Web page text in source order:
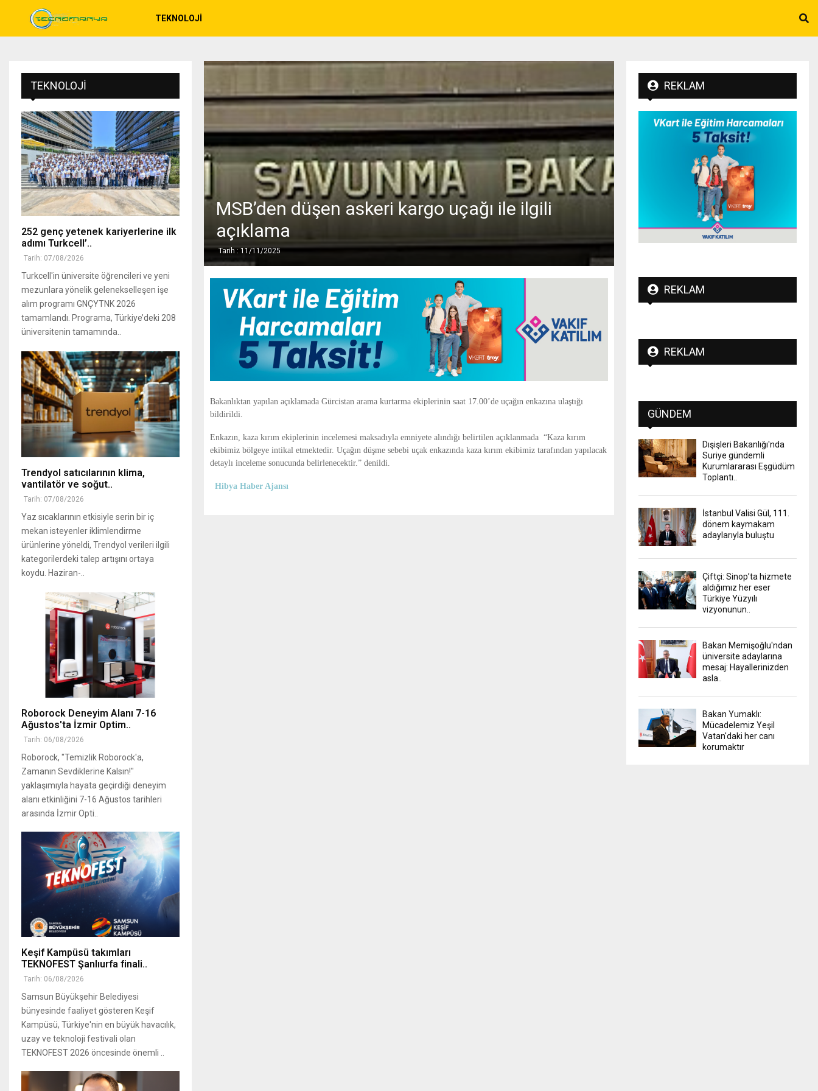
TEKNOLOJI
MSB’den düşen askeri kargo uçağı ile ilgili
açıklama
Tarih : 11/11/2025
Bakanlıktan yapılan açıklamada Gürcistan arama kurtarma ekiplerinin saat 17.00’de uçağın enkazına ulaştığı
bildirildi.
Enkazın, kaza kırım ekiplerinin incelemesi maksadıyla emniyete alındığı belirtilen açıklanmada “Kaza kırım
ekibimiz bölgeye intikal etmektedir. Uçağın düşme sebebi uçak enkazında kaza kırım ekibimiz tarafından yapılacak
detaylı inceleme sonucunda belirlenecektir.” denildi.
Hibya Haber Ajansı
TEKNOLOJI
252 genç yetenek kariyerlerine ilk
adımı Turkcell’..
Tarih: 07/08/2026
Turkcell'in üniversite öğrencileri ve yeni
mezunlara yönelik gelenekselleşen işe
alım programı GNÇYTNK 2026
tamamlandı. Programa, Türkiye’deki 208
üniversitenin tamamında..
Trendyol satıcılarının klima,
vantilatör ‎ve soğut..
Tarih: 07/08/2026
Yaz sıcaklarının etkisiyle serin bir iç
mekan isteyenler iklimlendirme
ürünlerine yöneldi, ‎Trendyol verileri ilgili
kategorilerdeki talep artışını ortaya
koydu. Haziran-..
Roborock Deneyim Alanı 7-16
Ağustos'ta İzmir Optim..
Tarih: 06/08/2026
Roborock, "Temizlik Roborock'a,
Zamanın Sevdiklerine Kalsın!"
yaklaşımıyla hayata geçirdiği deneyim
alanı etkinliğini 7-16 Ağustos tarihleri
arasında İzmir Opti..
Keşif Kampüsü takımları
TEKNOFEST Şanlıurfa finali..
Tarih: 06/08/2026
Samsun Büyükşehir Belediyesi
bünyesinde faaliyet gösteren Keşif
Kampüsü, Türkiye'nin en büyük havacılık,
uzay ve teknoloji festivali olan
TEKNOFEST 2026 öncesinde önemli ..
REKLAM
REKLAM
REKLAM
GÜNDEM
Dışişleri Bakanlığı'nda
Suriye gündemli
Kurumlararası Eşgüdüm
Toplantı..
İstanbul Valisi Gül, 111.
dönem kaymakam
adaylarıyla buluştu
Çiftçi: Sinop’ta hizmete
aldığımız her eser
Türkiye Yüzyılı
vizyonunun..
Bakan Memişoğlu'ndan
üniversite adaylarına
mesaj: Hayallerinizden
asla..
Bakan Yumaklı:
Mücadelemiz Yeşil
Vatan'daki her canı
korumaktır